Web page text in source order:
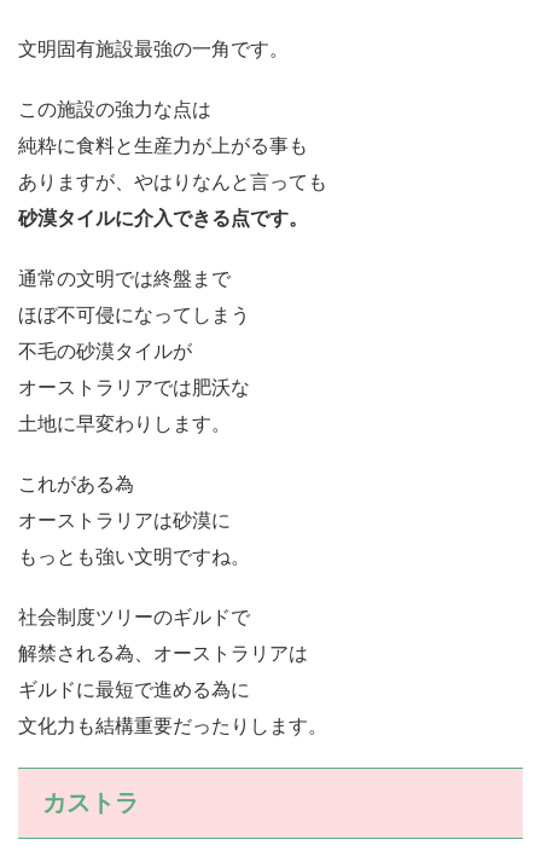
文明固有施設最強の一角です。
この施設の強力な点は
純粋に食料と生産力が上がる事も
ありますが、やはりなんと言っても
砂漠タイルに介入できる点です。
通常の文明では終盤まで
ほぼ不可侵になってしまう
不毛の砂漠タイルが
オーストラリアでは肥沃な
土地に早変わりします。
これがある為
オーストラリアは砂漠に
もっとも強い文明ですね。
社会制度ツリーのギルドで
解禁される為、オーストラリアは
ギルドに最短で進める為に
文化力も結構重要だったりします。
カストラ